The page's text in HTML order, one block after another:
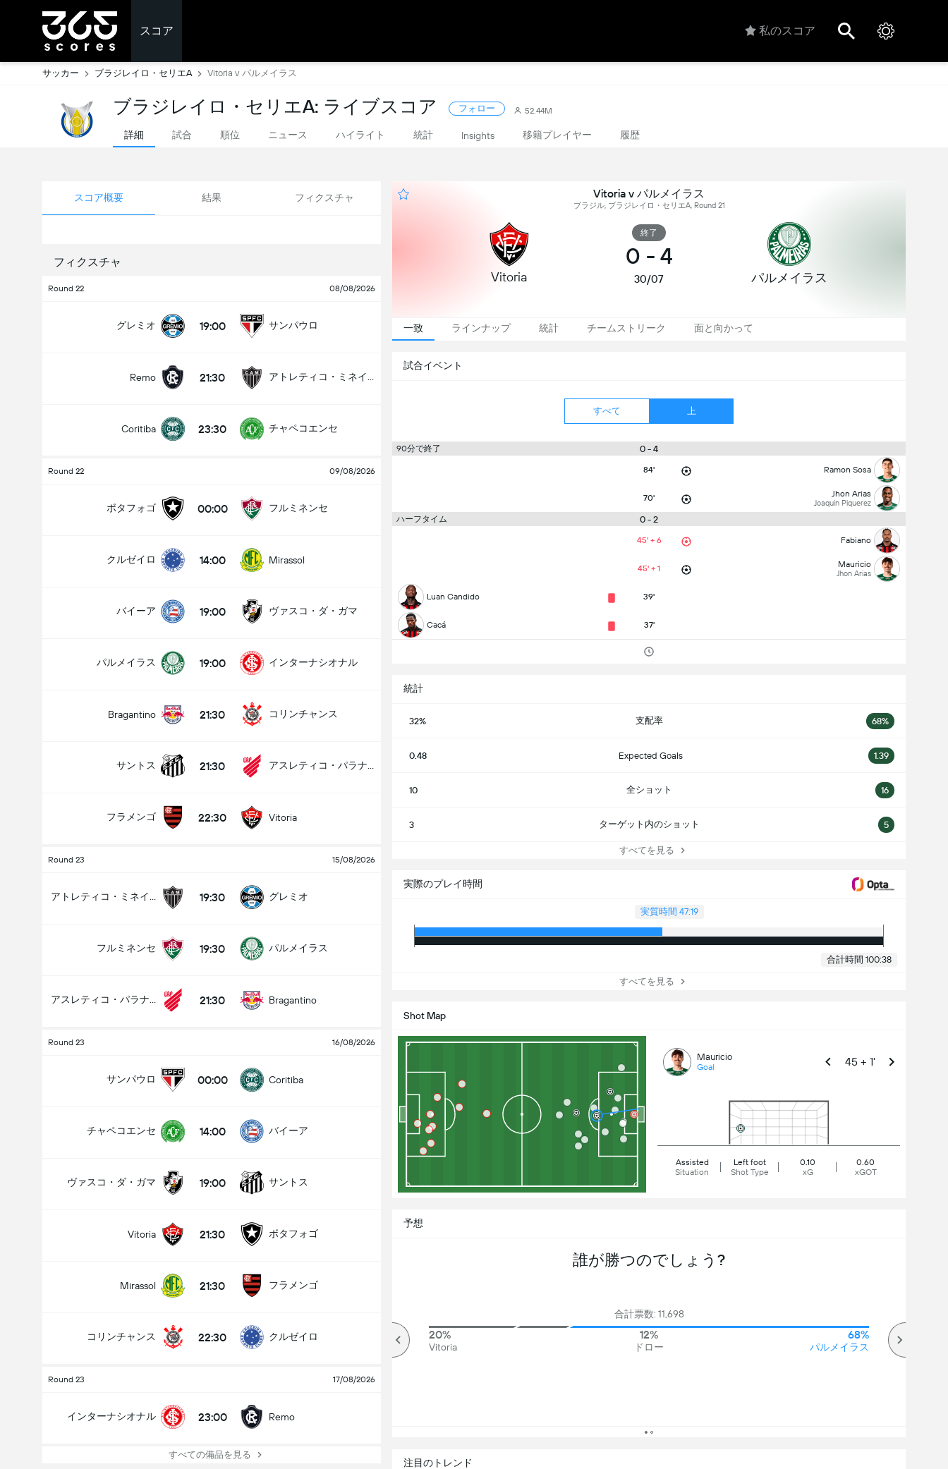
スコア 私のスコア
サッカー ブラジレイロ・セリエA Vitoria v パルメイラス
ブラジレイロ・セリエA: ライブスコア フォロー 52.44M
詳細 試合 順位 ニュース ハイライト 統計 Insights 移籍プレイヤー 履歴
スコア概要 結果 フィクスチャ
フィクスチャ
Round 22 08/08/2026
グレミオ 19:00 サンパウロ
Remo 21:30
Coritiba 23:30 チャペコエンセ
Round 22 09/08/2026
ボタフォゴ 00:00 フルミネンセ
クルゼイロ 14:00 Mirassol
バイーア 19:00 ヴァスコ・ダ・ガマ
パルメイラス 19:00 インターナシオナル
Bragantino 21:30 コリンチャンス
サントス 21:30
フラメンゴ 22:30 Vitoria
Round 23 15/08/2026
19:30 グレミオ
フルミネンセ 19:30 パルメイラス
21:30 Bragantino
Round 23 16/08/2026
サンパウロ 00:00 Coritiba
チャペコエンセ 14:00 バイーア
ヴァスコ・ダ・ガマ 19:00 サントス
Vitoria 21:30 ボタフォゴ
Mirassol 21:30 フラメンゴ
コリンチャンス 22:30 クルゼイロ
Round 23 17/08/2026
インターナシオナル 23:00 Remo
すべての備品を見る
Vitoria v パルメイラス
ブラジル, ブラジレイロ・セリエA, Round 21
Vitoria
終了
0 - 4
30/07 パルメイラス
一致 ラインナップ 統計 チームストリーク 面と向かって
試合イベント
すべて 上
90分で終了 0 - 4
84' Ramon Sosa
70' Jhon Arias
Joaquin Piquerez
ハーフタイム 0 - 2
45' + 6 Fabiano
45' + 1 Mauricio
Jhon Arias
Luan Candido 39'
Cacá 37'
統計
32% 支配率 68%
0.48 Expected Goals 1.39
10 全ショット 16
3 ターゲット内のショット 5
すべてを見る
実際のプレイ時間
実質時間 47:19
合計時間 100:38
すべてを見る
Shot Map
Mauricio
Goal 45 + 1'
Assisted
Situation
Left foot
Shot Type
0.10
xG
0.60
xGOT
予想
誰が勝つのでしょう?
合計票数: 11,698
20%
Vitoria
12%
ドロー
68%
パルメイラス
注目のトレンド